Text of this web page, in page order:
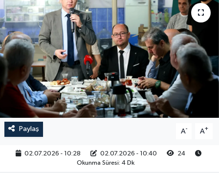
Paylaş A- A+
02.07.2026 - 10:28 02.07.2026 - 10:40
24
Okunma Süresi: 4 Dk
KÜLTÜR-SANAT
YAŞAM
RESMİ İLAN
Son Dakika Haberleri
Haber Arşivi